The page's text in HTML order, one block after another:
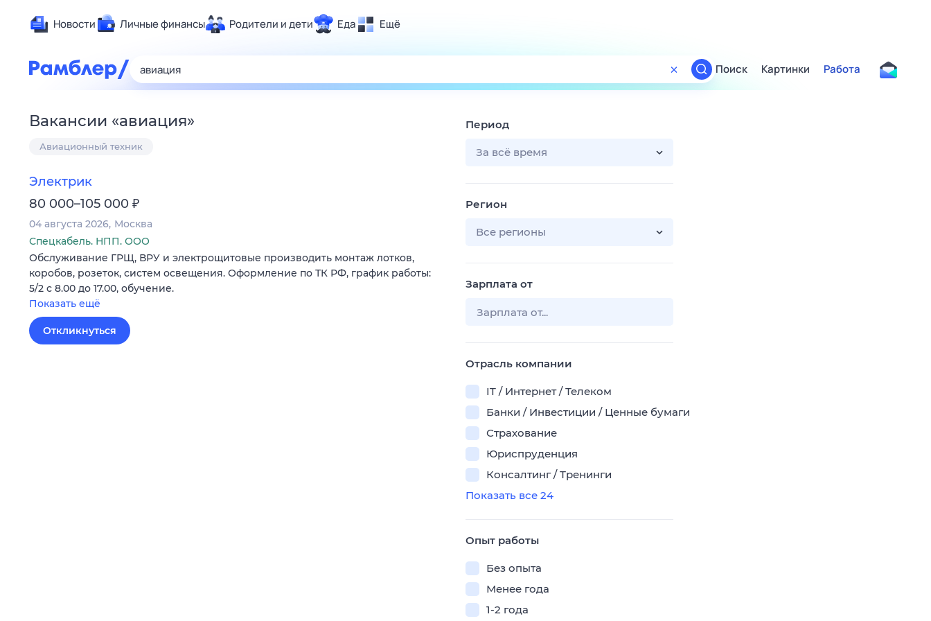
Новости Личные финансы Родители и дети Еда Ещё
Развлечения и отдых
Гороскопы
Поиск
ТВ-программа
Поиск Картинки Работа
Вакансии «авиация»
Авиационный техник
Электрик
80 000–105 000 ₽
04 августа 2026 Москва
Спецкабель. НПП. ООО
Обслуживание ГРЩ, ВРУ и электрощитовые производить монтаж лотков,
коробов, розеток, систем освещения. Оформление по ТК РФ, график работы:
5/2 с 8.00 до 17.00, обучение.
Показать ещё
Откликнуться
Период
За всё время
Регион
Все регионы
Зарплата от
Отрасль компании
IT / Интернет / Телеком
Банки / Инвестиции / Ценные бумаги
Страхование
Юриспруденция
Консалтинг / Тренинги
Показать все 24
Опыт работы
Без опыта
Менее года
1-2 года